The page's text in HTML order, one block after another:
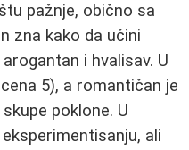
pažnje, obično sa
zna kako da učini
i hvalisav. U
5), a romantičan je
poklone. U
ali